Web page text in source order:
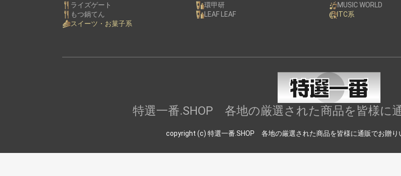
ライズゲート
もつ鍋てん
スイーツ・お菓子系
環甲研
LEAF LEAF
MUSIC WORLD
ITC系
特選一番.SHOP 各地の厳選された商品を皆様に
copyright (c) 特選一番.SHOP 各地の厳選された商品を皆様に通販でお贈り